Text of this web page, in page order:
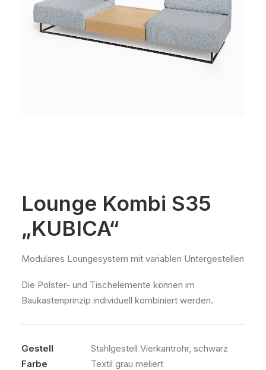
Lounge Kombi S35
„KUBICA“
Modulares Loungesystem mit variablen Untergestellen
Die Polster- und Tischelemente können im
Baukastenprinzip individuell kombiniert werden.
Gestell
Stahlgestell Vierkantrohr, schwarz
Farbe
Textil grau meliert